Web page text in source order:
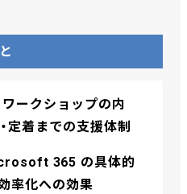
ークショップの内
定着までの支援体制
365 の具体的
率化への効果